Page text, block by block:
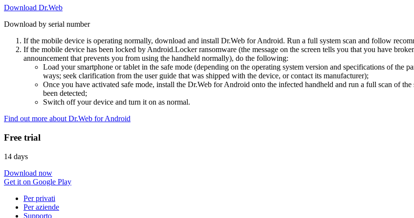
Download Dr.Web
Download by serial number
If the mobile device is operating normally, download and install Dr.Web for Android. Run a full system scan and follow
If the mobile device has been locked by Android.Locker ransomware (the message on the screen tells you that you have
announcement that prevents you from using the handheld normally), do the following:
Load your smartphone or tablet in the safe mode (depending on the operating system version and specifications of the
ways; seek clarification from the user guide that was shipped with the device, or contact its manufacturer);
Once you have activated safe mode, install the Dr.Web for Android onto the infected handheld and run a full scan of
been detected;
Switch off your device and turn it on as normal.
Find out more about Dr.Web for Android
Free trial
14 days
Download now
Get it on Google Play
Per privati
Per aziende
Supporto